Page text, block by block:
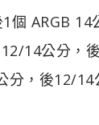
個 ARGB 14
14公分，
分，後12/14